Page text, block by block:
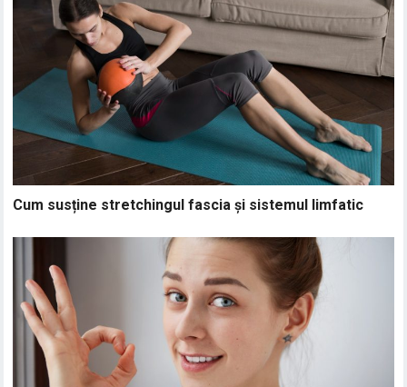
Cum susține stretchingul fascia și sistemul limfatic